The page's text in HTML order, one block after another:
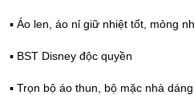
▪️ Áo len, áo nỉ giữ nhiệt tốt, mỏng
▪️ BST Disney độc quyền
▪️ Trọn bộ áo thun, bộ mặc nhà